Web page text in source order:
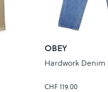
OBEY
Hardwork Denim
CHF 119.00